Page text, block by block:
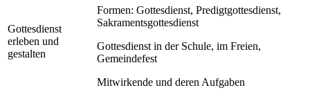
Gottesdienst
erleben und
gestalten
Formen: Gottesdienst, Predigtgottesdienst,
Sakramentsgottesdienst
Gottesdienst in der Schule, im Freien,
Gemeindefest
Mitwirkende und deren Aufgaben